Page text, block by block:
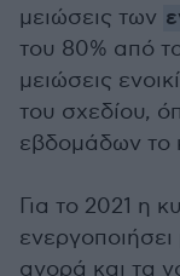
μειώσεις των
του 80% από
μειώσεις
του σχεδίου,
εβδομάδων το
Για το 2021 η
αγορά και τα